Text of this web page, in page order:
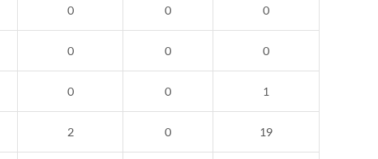
0 0 0
0 0 0
0 0 1
2 0 19